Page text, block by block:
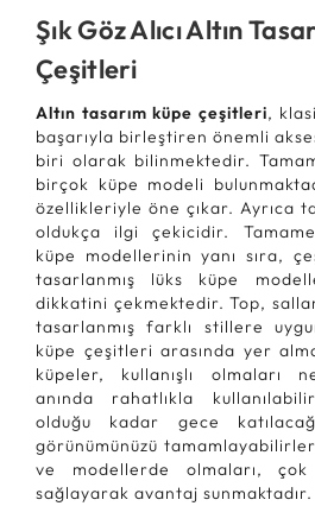
Şık Göz Alıcı Altın
Çeşitleri
Altın tasarım küpe çeşitleri,
başarıyla birleştiren önemli
biri olarak bilinmektedir.
birçok küpe modeli
özellikleriyle öne çıkar. Ayrıca
oldukça ilgi çekicidir.
küpe modellerinin yanı sıra,
tasarlanmış lüks küpe
dikkatini çekmektedir. Top,
tasarlanmış farklı stillere
küpe çeşitleri arasında yer
küpeler, kullanışlı olmaları
anında rahatlıkla
olduğu kadar gece
görünümünüzü
ve modellerde olmaları,
sağlayarak avantaj sunmaktadır.